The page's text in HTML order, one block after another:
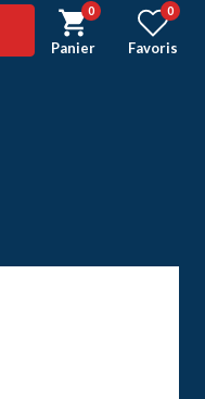
0
Panier
0
Favoris